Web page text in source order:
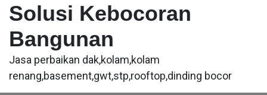
Solusi Kebocoran
Bangunan
Jasa perbaikan dak,kolam,kolam
renang,basement,gwt,stp,rooftop,dinding bocor